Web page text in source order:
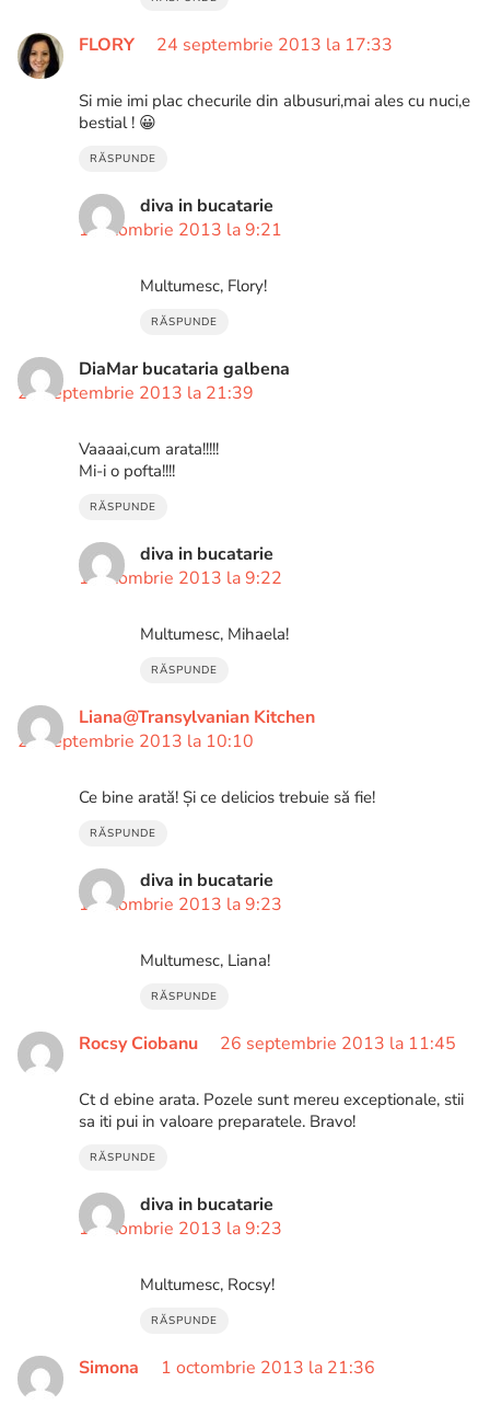
FLORY 24 septembrie 2013 la 17:33
Si mie imi plac checurile din albusuri,mai ales cu nuci,e
bestial ! 😀
RĂSPUNDE
diva in bucatarie
1 octombrie 2013 la 9:21
Multumesc, Flory!
RĂSPUNDE
DiaMar bucataria galbena
24 septembrie 2013 la 21:39
Vaaaai,cum arata!!!!!
Mi-i o pofta!!!!
RĂSPUNDE
diva in bucatarie
1 octombrie 2013 la 9:22
Multumesc, Mihaela!
RĂSPUNDE
Liana@Transylvanian Kitchen
25 septembrie 2013 la 10:10
Ce bine arată! Şi ce delicios trebuie să fie!
RĂSPUNDE
diva in bucatarie
1 octombrie 2013 la 9:23
Multumesc, Liana!
RĂSPUNDE
Rocsy Ciobanu 26 septembrie 2013 la 11:45
Ct d ebine arata. Pozele sunt mereu exceptionale, stii
sa iti pui in valoare preparatele. Bravo!
RĂSPUNDE
diva in bucatarie
1 octombrie 2013 la 9:23
Multumesc, Rocsy!
RĂSPUNDE
Simona 1 octombrie 2013 la 21:36